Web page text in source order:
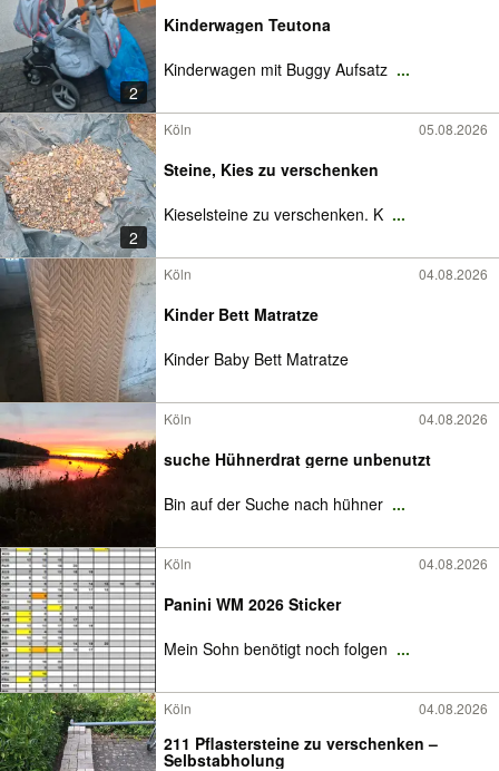
2
Kinderwagen Teutona
Kinderwagen mit Buggy Aufsatz ...
2
Köln 05.08.2026
Steine, Kies zu verschenken
Kieselsteine zu verschenken. K ...
Köln 04.08.2026
Kinder Bett Matratze
Kinder Baby Bett Matratze
Köln 04.08.2026
suche Hühnerdrat gerne unbenutzt
Bin auf der Suche nach hühner ...
Köln 04.08.2026
Panini WM 2026 Sticker
Mein Sohn benötigt noch folgen ...
Köln 04.08.2026
211 Pflastersteine zu verschenken –
Selbstabholung